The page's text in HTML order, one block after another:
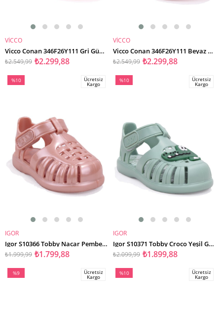
SEPETE EKLE
VİCCO
Vicco Conan 346F26Y111 Gri Günlük Ortopedik Erkek Çocuk Spor Ayakkabı
₺2.299,88
₺2.549,99
SEPETE EKLE
VİCCO
Vicco Conan 346F26Y111 Beyaz Günlük Ortopedik Kız Çocuk Spor Ayakkabı
₺2.299,88
₺2.549,99
SEPETE EKLE
%10
Ücretsiz
Kargo
IGOR
Igor S10366 Tobby Nacar Pembe Günlük Kız Çocuk Sandalet
₺1.799,88
₺1.999,99
SEPETE EKLE
%10
Ücretsiz
Kargo
IGOR
Igor S10371 Tobby Croco Yeşil Günlük Erkek Çocuk Sandalet
₺1.899,88
₺2.099,99
%9
Ücretsiz
Kargo
%10
Ücretsiz
Kargo